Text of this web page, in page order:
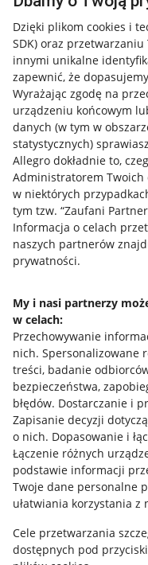
Dzięki plikom cookies i
SDK) oraz przetwarzaniu
innymi unikalne
zapewnić, że
Wyrażając zgodę na
urządzeniu końcowym
danych (w tym w
statystycznych)
Allegro dokładnie to,
Administratorem Twoich
w niektórych
tym tzw. “Zaufani
Informacja o celach
naszych partnerów
prywatności.
My i nasi partnerzy
w celach:
Przechowywanie
nich. Spersonalizowane
treści, badanie
bezpieczeństwa,
błędów. Dostarczanie i
Zapisanie decyzji
o nich. Dopasowanie i
Łączenie różnych
podstawie informacji
Twoje dane personalne
ułatwiania korzystania z
Cele przetwarzania
dostępnych pod
Przydatne informacje
Jak to działa
Allegro Gadane dla
Allegro Gadane dla
Mapa miejscowości
Informacje prawne
Regulamin
Polityka plików
Ustawienia plików
Udostępnianie lokalizacji